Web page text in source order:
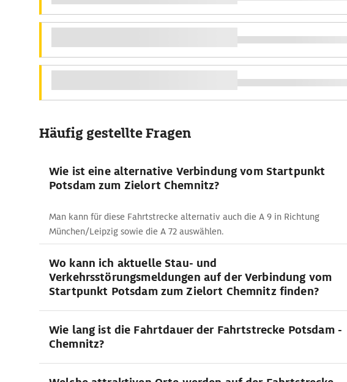
Häufig gestellte Fragen
Wie ist eine alternative Verbindung vom Startpunkt
Potsdam zum Zielort Chemnitz?
Man kann für diese Fahrtstrecke alternativ auch die A 9 in Richtung
München/Leipzig sowie die A 72 auswählen.
Wo kann ich aktuelle Stau- und
Verkehrsstörungsmeldungen auf der Verbindung vom
Startpunkt Potsdam zum Zielort Chemnitz finden?
Wie lang ist die Fahrtdauer der Fahrtstrecke Potsdam -
Chemnitz?